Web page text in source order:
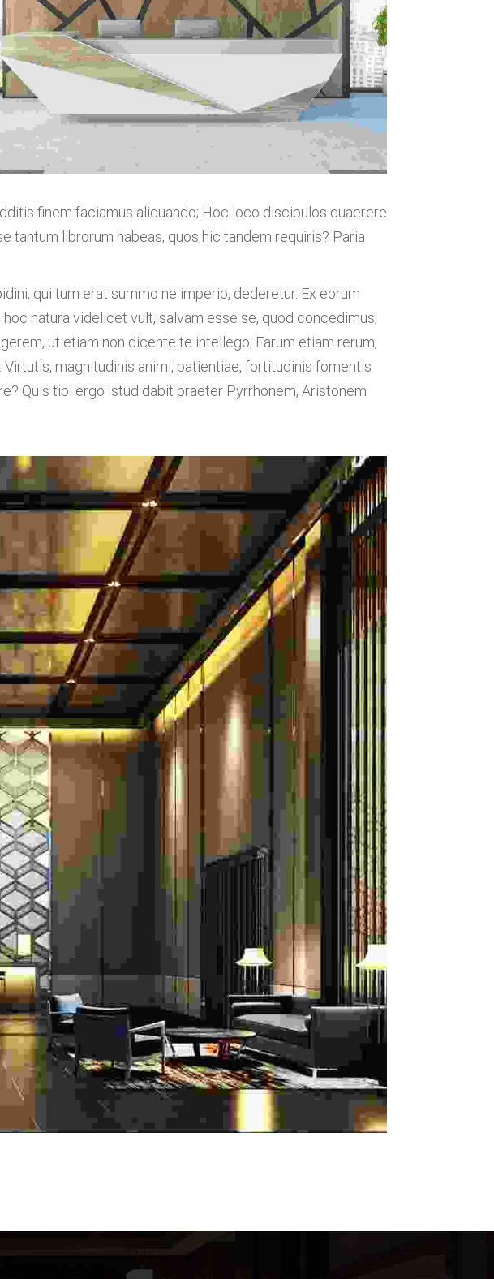
finem faciamus aliquando; Hoc loco discipulos quaerere
tantum librorum habeas, quos hic tandem requiris? Paria
qui tum erat summo ne imperio, dederetur. Ex eorum
natura videlicet vult, salvam esse se, quod concedimus;
ut etiam non dicente te intellego; Earum etiam rerum,
magnitudinis animi, patientiae, fortitudinis fomentis
Quis tibi ergo istud dabit praeter Pyrrhonem, Aristonem